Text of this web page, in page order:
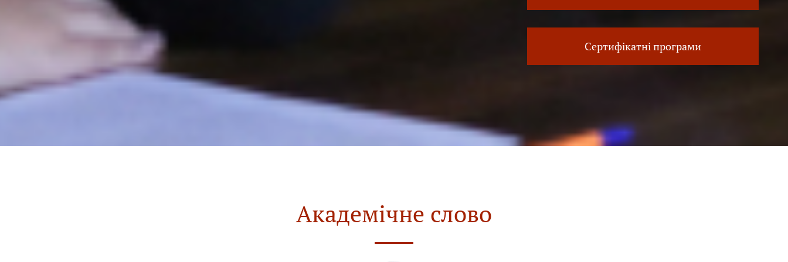
Сертифікатні програми
Академічне слово